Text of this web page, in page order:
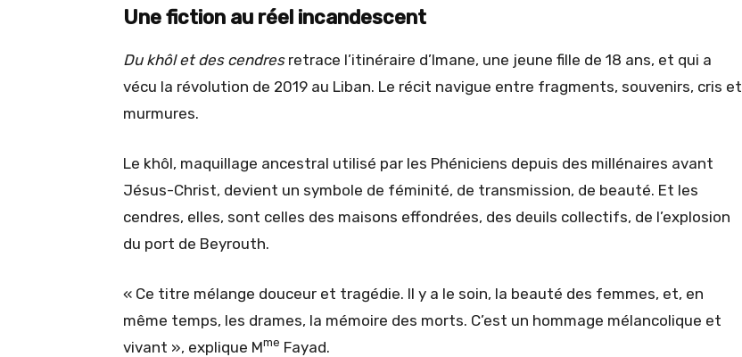
Une fiction au réel incandescent
Du khôl et des cendresretrace l’itinéraire d’Imane, une jeune fille de 18 ans, et qui a
vécu la révolution de 2019 au Liban. Le récit navigue entre fragments, souvenirs, cris et
murmures.
Le khôl, maquillage ancestral utilisé par les Phéniciens depuis des millénaires avant
Jésus-Christ, devient un symbole de féminité, de transmission, de beauté. Et les
cendres, elles, sont celles des maisons effondrées, des deuils collectifs, de l’explosion
du port de Beyrouth.
« Ce titre mélange douceur et tragédie. Il y a le soin, la beauté des femmes, et, en
même temps, les drames, la mémoire des morts. C’est un hommage mélancolique et
vivant », explique Mme Fayad.